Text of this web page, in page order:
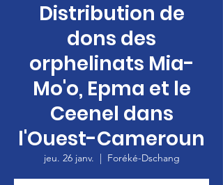
Distribution de
dons des
orphelinats Mia-
Mo'o, Epma et le
Ceenel dans
l'Ouest-Cameroun
jeu. 26 janv.
  |
Foréké-Dschang